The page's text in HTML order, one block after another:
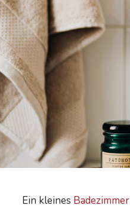
Ein kleines Badezimmer